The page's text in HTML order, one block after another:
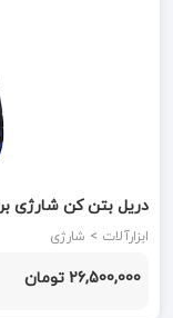
326LB
ابزارآلات > شارژی
26,500,000 تومان